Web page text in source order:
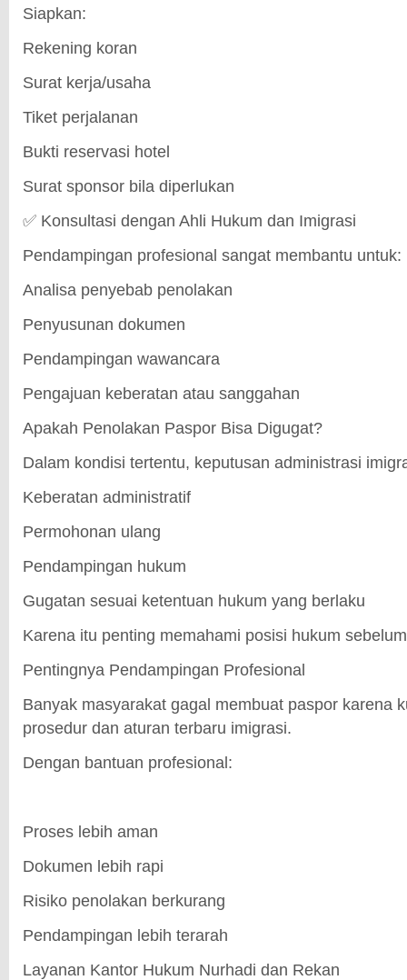
Siapkan:
Rekening koran
Surat kerja/usaha
Tiket perjalanan
Bukti reservasi hotel
Surat sponsor bila diperlukan
✅ Konsultasi dengan Ahli Hukum dan Imigrasi
Pendampingan profesional sangat membantu untuk:
Analisa penyebab penolakan
Penyusunan dokumen
Pendampingan wawancara
Pengajuan keberatan atau sanggahan
Apakah Penolakan Paspor Bisa Digugat?
Dalam kondisi tertentu, keputusan administrasi
Keberatan administratif
Permohonan ulang
Pendampingan hukum
Gugatan sesuai ketentuan hukum yang berlaku
Karena itu penting memahami posisi hukum
Pentingnya Pendampingan Profesional
Banyak masyarakat gagal membuat paspor karena
prosedur dan aturan terbaru imigrasi.
Dengan bantuan profesional:
Proses lebih aman
Dokumen lebih rapi
Risiko penolakan berkurang
Pendampingan lebih terarah
Layanan Kantor Hukum Nurhadi dan Rekan